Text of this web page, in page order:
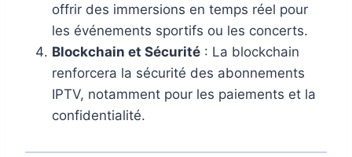
offrir des immersions en temps réel pour
les événements sportifs ou les concerts.
Blockchain et Sécurité : La blockchain
renforcera la sécurité des abonnements
IPTV, notamment pour les paiements et la
confidentialité.